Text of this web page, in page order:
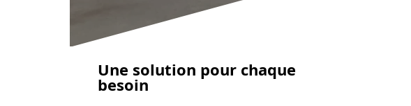
Une solution pour chaque
besoin